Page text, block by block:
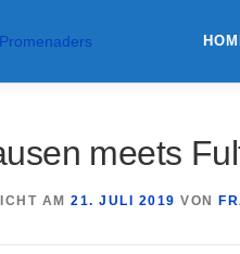
meets
AM 21. JULI 2019 VON